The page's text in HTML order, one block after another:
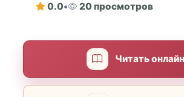
0.0• 20 просмотров
Читать онлайн